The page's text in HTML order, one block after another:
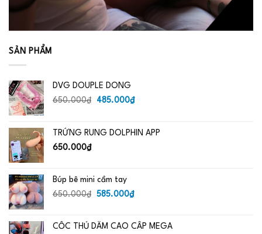
SẢN PHẨM
DVG DOUPLE DONG
650.000₫
Giá
650.000₫.
485.000₫Giá
là:
TRỨNG RUNG DOLPHIN APP
650.000₫
Búp bê mini cầm tay
650.000₫
Giá
650.000₫.
585.000₫Giá
là:
CỐC THỦ DÂM CAO CẤP MEGA